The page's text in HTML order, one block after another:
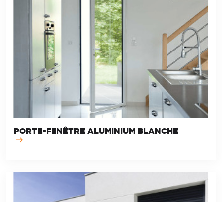
PORTE-FENÊTRE ALUMINIUM BLANCHE